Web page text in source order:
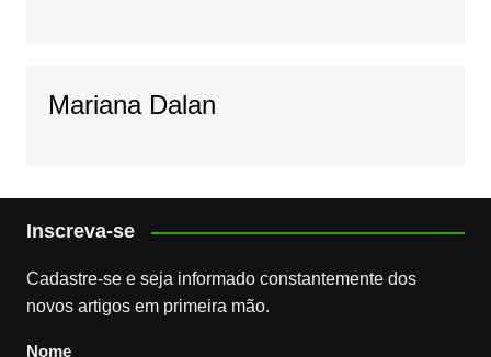
Mariana Dalan
Inscreva-se
Cadastre-se e seja informado constantemente dos
novos artigos em primeira mão.
Nome